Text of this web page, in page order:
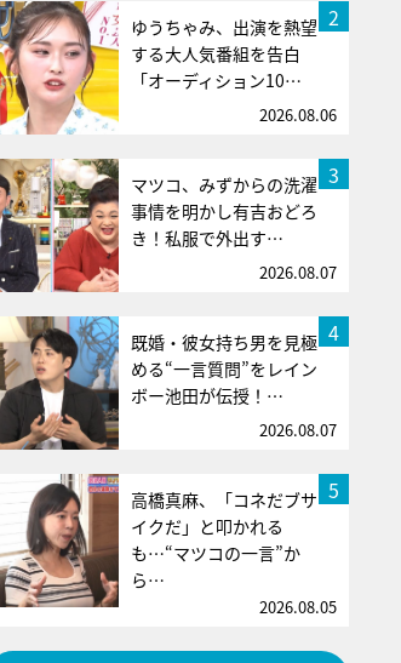
2
ゆうちゃみ、出演を熱望
する大人気番組を告白
「オーディション10…
2026.08.06
3
マツコ、みずからの洗濯
事情を明かし有吉おどろ
き！私服で外出す…
2026.08.07
4
既婚・彼女持ち男を見極
める“一言質問”をレイン
ボー池田が伝授！…
2026.08.07
5
高橋真麻、「コネだブサ
イクだ」と叩かれる
も…“マツコの一言”か
ら…
2026.08.05